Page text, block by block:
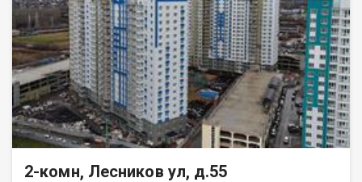
2-комн, Лесников ул, д.55